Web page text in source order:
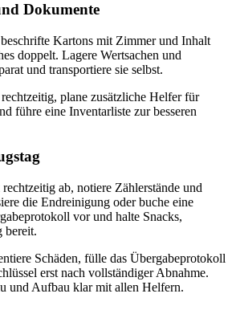
Dokumente
Kartons mit Zimmer und Inhalt
doppelt. Lagere Wertsachen und
und transportiere sie selbst.
plane zusätzliche Helfer für
führe eine Inventarliste zur besseren
ab, notiere Zählerstände und
die Endreinigung oder buche eine
vor und halte Snacks,
bereit.
Schäden, fülle das Übergabeprotokoll
erst nach vollständiger Abnahme.
und Aufbau klar mit allen Helfern.